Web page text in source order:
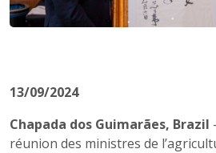
13/09/2024
Chapada dos Guimarães, Brazil
réunion des ministres de